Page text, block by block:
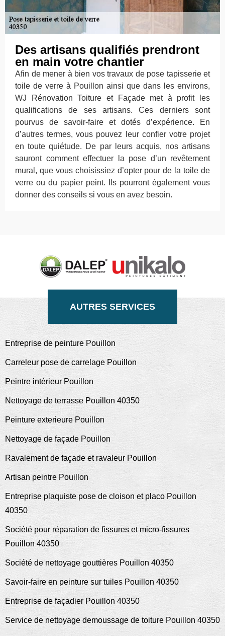
Des artisans qualifiés prendront
en main votre chantier
Afin de mener à bien vos travaux de pose tapisserie et
toile de verre à Pouillon ainsi que dans les environs,
WJ Rénovation Toiture et Façade met à profit les
qualifications de ses artisans. Ces derniers sont
pourvus de savoir-faire et dotés d’expérience. En
d’autres termes, vous pouvez leur confier votre projet
en toute quiétude. De par leurs acquis, nos artisans
sauront comment effectuer la pose d’un revêtement
mural, que vous choisissiez d’opter pour de la toile de
verre ou du papier peint. Ils pourront également vous
donner des conseils si vous en avez besoin.
AUTRES SERVICES
Entreprise de peinture Pouillon
Carreleur pose de carrelage Pouillon
Peintre intérieur Pouillon
Nettoyage de terrasse Pouillon 40350
Peinture exterieure Pouillon
Nettoyage de façade Pouillon
Ravalement de façade et ravaleur Pouillon
Artisan peintre Pouillon
Entreprise plaquiste pose de cloison et placo Pouillon
40350
Société pour réparation de fissures et micro-fissures
Pouillon 40350
Société de nettoyage gouttières Pouillon 40350
Savoir-faire en peinture sur tuiles Pouillon 40350
Entreprise de façadier Pouillon 40350
Service de nettoyage demoussage de toiture Pouillon 40350